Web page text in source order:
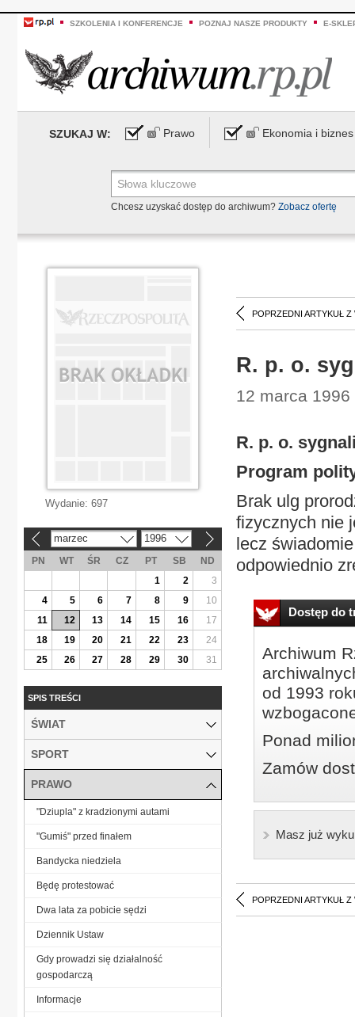
SZKOLENIA I KONFERENCJE POZNAJ NASZE PRODUKTY E-
SZUKAJ W: Prawo Ekonomia i biznes
Chcesz uzyskać dostęp do archiwum? Zobacz ofertę
POPRZEDNI ARTYKUŁ Z
R. p. o.
12 marca 1996
R. p. o.
Program
Brak ulg
fizycznych nie
lecz
odpowiednio
Dostęp do
Archiwum
od 1993
Ponad
Zamów
Masz już
POPRZEDNI ARTYKUŁ Z
Wydanie: 697
marzec 1996
PN WT ŚR CZ PT SB
ND
1
2
3
4
5 6 7 8 9
10
11
12 13 14 15 16
17
18
19 20 21 22 23
24
25
26 27 28 29 30 31
SPIS TREŚCI
ŚWIAT
SPORT
PRAWO
"Dziupla" z kradzionymi autami
"Gumiś" przed finałem
Bandycka niedziela
Będę protestować
Dwa lata za pobicie sędzi
Dziennik Ustaw
Gdy prowadzi się działalność
gospodarczą
Informacje